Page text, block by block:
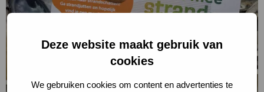
Deze website maakt gebruik van
cookies
We gebruiken cookies om content en advertenties te